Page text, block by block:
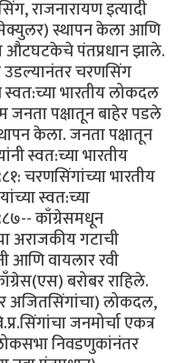
राजनारायण इत्यादी
स्थापन केला आणि
औटघटकेचे पंतप्रधान झाले.
उडल्यानंतर चरणसिंग
भारतीय लोकदल
जनता पक्षातून बाहेर पडले
केला. जनता पक्षातून
स्वत:च्या भारतीय
चरणसिंगांच्या भारतीय
स्वत:च्या
काँग्रेसमधून
अराजकीय गटाची
आणि वायलार रवी
बरोबर राहिले.
अजितसिंगांचा) लोकदल,
जनमोर्चा एकत्र
निवडणुकांनंतर